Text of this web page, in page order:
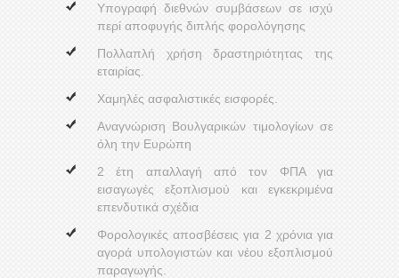
Υπογραφή διεθνών συμβάσεων σε ισχύ
περί αποφυγής διπλής φορολόγησης
Πολλαπλή χρήση δραστηριότητας της
εταιρίας.
Χαμηλές ασφαλιστικές εισφορές.
Αναγνώριση Βουλγαρικών τιμολογίων σε
όλη την Ευρώπη
2 έτη απαλλαγή από τον ΦΠΑ για
εισαγωγές εξοπλισμού και εγκεκριμένα
επενδυτικά σχέδια
Φορολογικές αποσβέσεις για 2 χρόνια για
αγορά υπολογιστών και νέου εξοπλισμού
παραγωγής.